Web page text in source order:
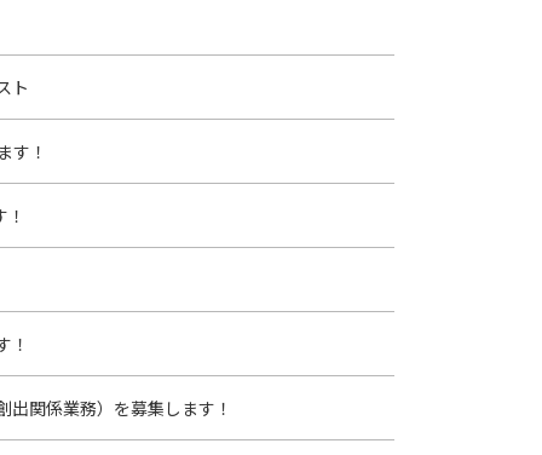
ト
す！
！
出関係業務）を募集します！